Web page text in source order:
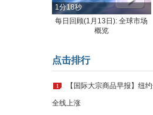
1分18秒
每日回顾(1月13日): 全球市场
概览
点击排行
1 【国际大宗商品早报】纽
全线上涨